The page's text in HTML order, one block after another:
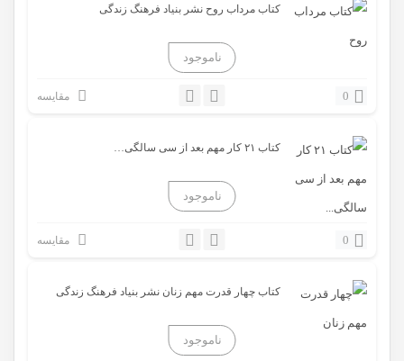
کتاب مرداب روح نشر بنیاد فرهنگ زندگی
0 مقایسه
کتاب ۲۱ کار مهم بعد از سی سالگی…
0 مقایسه
کتاب چهار قدرت مهم زنان نشر بنیاد فرهنگ زندگی